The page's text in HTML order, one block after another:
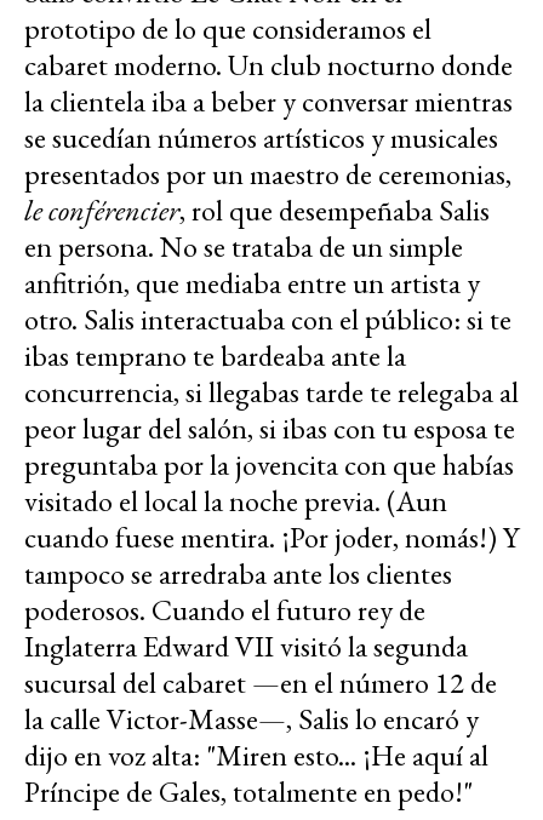
prototipo de lo que consideramos el
cabaret moderno. Un club nocturno donde
la clientela iba a beber y conversar mientras
se sucedían números artísticos y musicales
presentados por un maestro de ceremonias,
le conférencier, rol que desempeñaba Salis
en persona. No se trataba de un simple
anfitrión, que mediaba entre un artista y
otro. Salis interactuaba con el público: si te
ibas temprano te bardeaba ante la
concurrencia, si llegabas tarde te relegaba al
peor lugar del salón, si ibas con tu esposa te
preguntaba por la jovencita con que habías
visitado el local la noche previa. (Aun
cuando fuese mentira. ¡Por joder, nomás!) Y
tampoco se arredraba ante los clientes
poderosos. Cuando el futuro rey de
Inglaterra Edward VII visitó la segunda
sucursal del cabaret —en el número 12 de
la calle Victor-Masse—, Salis lo encaró y
dijo en voz alta: "Miren esto... ¡He aquí al
Príncipe de Gales, totalmente en pedo!"